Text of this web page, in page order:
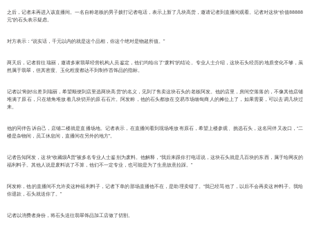
之后，记者未再进入该直播间。一名自称老板的男子拨打记者电话，表示上新了几块高货，邀请记者到直播间观看。记者对这块“价值88888
元”的石头表示疑虑。
对方表示：“说实话，千元以内的就是这个品相，你这个绝对是物超所值。”
两天后，记者前往瑞丽，邀请多家翡翠经营机构人员鉴定，他们均给出了“废料”的结论。专业人士介绍，这块石头经历的地质变化不够，虽
然属于翡翠，但其密度、玉化程度都达不到制作首饰品的指标。
记者以“刚好出差到瑞丽，希望顺便到店里选两块高货”的名义，见到了售卖这块石头的老板阿发。他的店里，房间空落落的，不像其他店铺
堆满了原石，只在墙角堆放着几块切开的原石石片。阿发称，他的石头都放在交易市场缅甸商人的摊位上了，如果需要，可以去调几块过
来。
他的同伴告诉自己，店铺二楼就是直播场地。记者表示，在直播间看到现场堆放有原石，希望上楼参观、挑选石头，这名同伴又改口，“二
楼是杂物间，员工休息间，直播间在另外的地方”。
记者告知阿发，这块“收藏级A货”被多名专业人士鉴别为废料。他解释，“我后来跟你打电话说，这块石头就是几百块的东西，属于给网友的
福利料子。其他人说是废料说了不算，他们不一定专业，也可能是为了生意故意拉踩。”
阿发称，他的直播间不允许卖这种福利料子，记者下单的那场直播他不在，是助理卖错了。“我已经骂他了，以后不会再卖这种料子。我给
你退款，石头就送你了。”
记者以消费者身份，将石头送往翡翠饰品加工店做了切割。